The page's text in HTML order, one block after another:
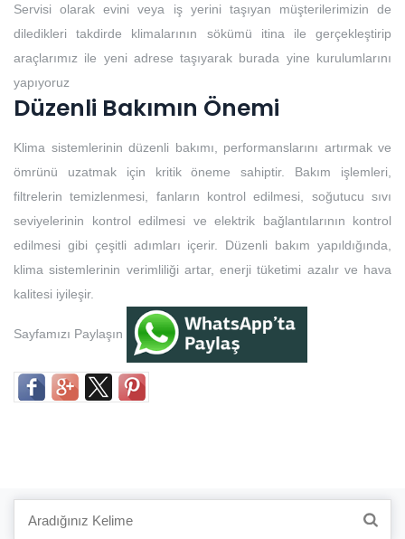
Servisi olarak evini veya iş yerini taşıyan müşterilerimizin de
diledikleri takdirde klimalarının sökümü itina ile gerçekleştirip
araçlarımız ile yeni adrese taşıyarak burada yine kurulumlarını
yapıyoruz
Düzenli Bakımın Önemi
Klima sistemlerinin düzenli bakımı, performanslarını artırmak ve
ömrünü uzatmak için kritik öneme sahiptir. Bakım işlemleri,
filtrelerin temizlenmesi, fanların kontrol edilmesi, soğutucu sıvı
seviyelerinin kontrol edilmesi ve elektrik bağlantılarının kontrol
edilmesi gibi çeşitli adımları içerir. Düzenli bakım yapıldığında,
klima sistemlerinin verimliliği artar, enerji tüketimi azalır ve hava
kalitesi iyileşir.
Sayfamızı Paylaşın